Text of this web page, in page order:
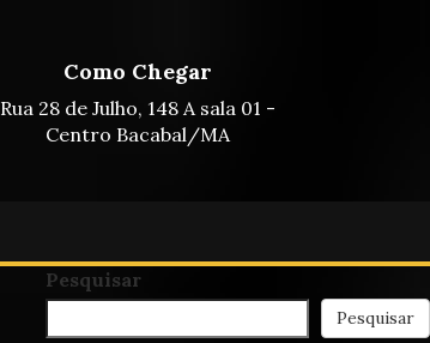
Como Chegar
Rua 28 de Julho, 148 A sala 01 -
Centro Bacabal/MA
Pesquisar
Pesquisar